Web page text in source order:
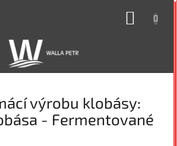
výrobu klobásy:
- Fermentované